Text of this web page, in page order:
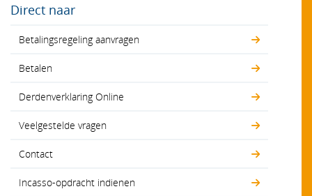
Direct naar
Betalingsregeling aanvragen
Betalen
Derdenverklaring Online
Veelgestelde vragen
Contact
Incasso-opdracht indienen